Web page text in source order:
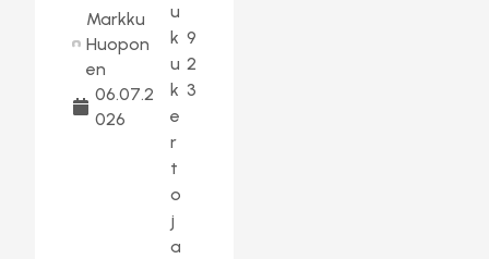
Markku
Huopon
en
06.07.2
026
u
k
u
k
e
r
t
o
j
a
9
2
3